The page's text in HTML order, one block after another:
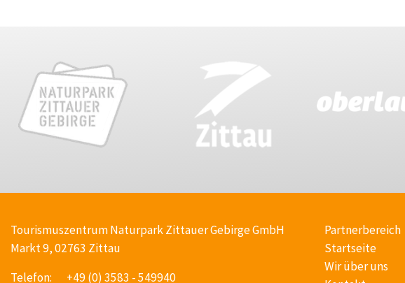
Tourismuszentrum Naturpark Zittauer Gebirge GmbH
Markt 9, 02763 Zittau
Telefon:
+49 (0) 3583 - 549940
Partnerbereich
Startseite
Wir über uns